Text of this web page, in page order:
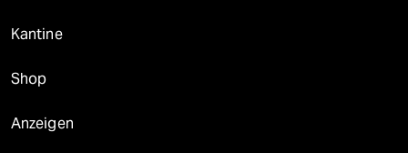
Kantine
Shop
Anzeigen